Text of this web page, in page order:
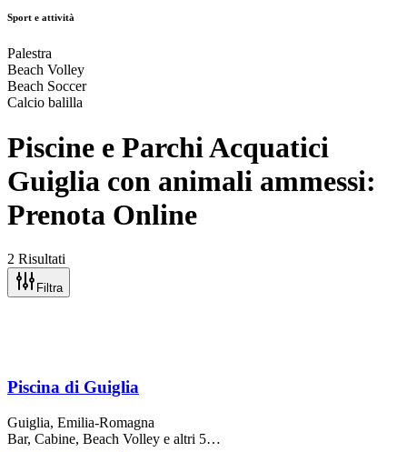
Sport e attività
Palestra
Beach Volley
Beach Soccer
Calcio balilla
Piscine e Parchi Acquatici
Guiglia con animali ammessi:
Prenota Online
2 Risultati
Filtra
Piscina di Guiglia
Guiglia, Emilia-Romagna
Bar, Cabine, Beach Volley e altri 5…